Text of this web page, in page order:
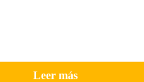
Leer más